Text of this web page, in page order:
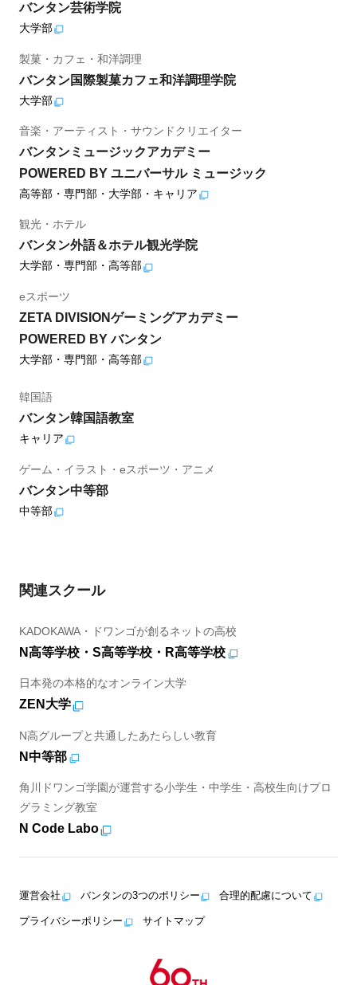
バンタン芸術学院
大学部
製菓・カフェ・和洋調理
バンタン国際製菓カフェ和洋調理学院
大学部
音楽・アーティスト・サウンドクリエイター
バンタンミュージックアカデミー
POWERED BY ユニバーサル ミュージック
高等部・専門部・大学部・キャリア
観光・ホテル
バンタン外語＆ホテル観光学院
大学部・専門部・高等部
eスポーツ
ZETA DIVISIONゲーミングアカデミー
POWERED BY バンタン
大学部・専門部・高等部
韓国語
バンタン韓国語教室
キャリア
ゲーム・イラスト・eスポーツ・アニメ
バンタン中等部
中等部
関連スクール
KADOKAWA・ドワンゴが創るネットの高校
N高等学校・S高等学校・R高等学校
日本発の本格的なオンライン大学
ZEN大学
N高グループと共通したあたらしい教育
N中等部
角川ドワンゴ学園が運営する小学生・中学生・高校生向けプロ
グラミング教室
N Code Labo
運営会社 バンタンの3つのポリシー 合理的配慮について
プライバシーポリシー サイトマップ